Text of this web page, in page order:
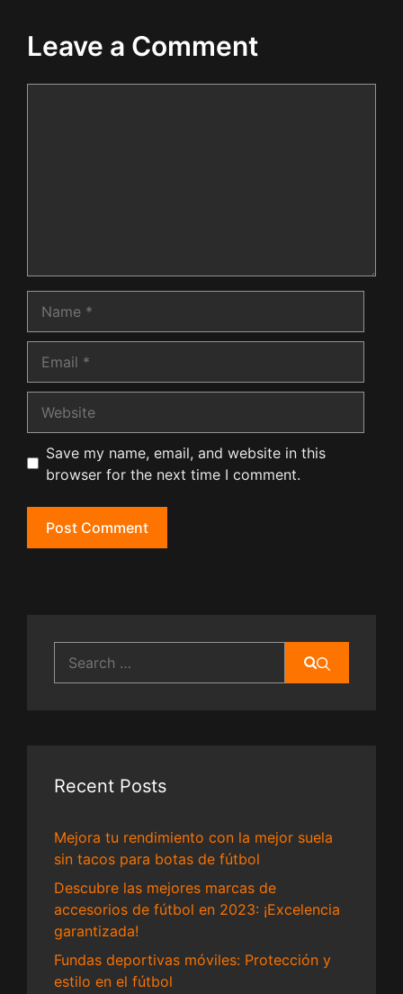
Leave a Comment
Save my name, email, and website in this
browser for the next time I comment.
for:
Recent Posts
Mejora tu rendimiento con la mejor suela
sin tacos para botas de fútbol
Descubre las mejores marcas de
accesorios de fútbol en 2023: ¡Excelencia
garantizada!
Fundas deportivas móviles: Protección y
estilo en el fútbol